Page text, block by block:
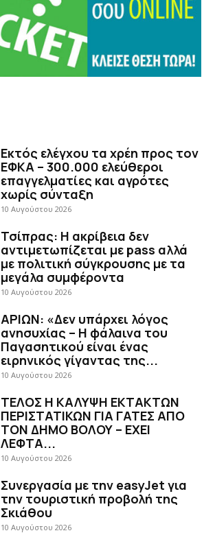
Εκτός ελέγχου τα χρέη προς τον
ΕΦΚΑ – 300.000 ελεύθεροι
επαγγελματίες και αγρότες
χωρίς σύνταξη
10 Αυγούστου 2026
Τσίπρας: Η ακρίβεια δεν
αντιμετωπίζεται με pass αλλά
με πολιτική σύγκρουσης με τα
μεγάλα συμφέροντα
10 Αυγούστου 2026
ΑΡΙΩΝ: «Δεν υπάρχει λόγος
ανησυχίας – Η φάλαινα του
Παγασητικού είναι ένας
ειρηνικός γίγαντας της...
10 Αυγούστου 2026
ΤΕΛΟΣ Η ΚΑΛΥΨΗ ΕΚΤΑΚΤΩΝ
ΠΕΡΙΣΤΑΤΙΚΩΝ ΓΙΑ ΓΑΤΕΣ ΑΠΟ
ΤΟΝ ΔΗΜΟ ΒΟΛΟΥ – ΕΧΕΙ
ΛΕΦΤΑ...
10 Αυγούστου 2026
Συνεργασία με την easyJet για
την τουριστική προβολή της
Σκιάθου
10 Αυγούστου 2026